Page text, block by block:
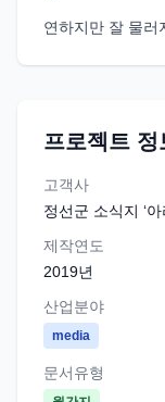
연하지만 잘 물러
프로젝트 정
고객사
정선군 소식지 ‘
제작연도
2019년
산업분야
media
문서유형